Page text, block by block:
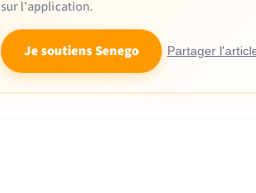
sur l'application.
Je soutiens Senego Partager